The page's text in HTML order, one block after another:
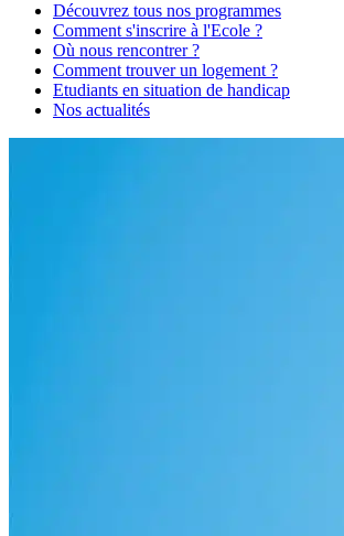
Découvrez tous nos programmes
Comment s'inscrire à l'Ecole ?
Où nous rencontrer ?
Comment trouver un logement ?
Etudiants en situation de handicap
Nos actualités